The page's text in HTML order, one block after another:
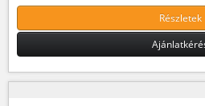
Részletek